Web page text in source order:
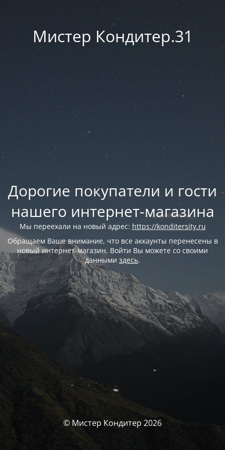
Мистер Кондитер.31
Дорогие покупатели и гости
нашего интернет-магазина
Мы переехали на новый адрес: https://konditersity.ru
Обращаем Ваше внимание, что все аккаунты перенесены в
новый интернет-магазин. Войти Вы можете со своими
данными здесь.
© Мистер Кондитер 2026